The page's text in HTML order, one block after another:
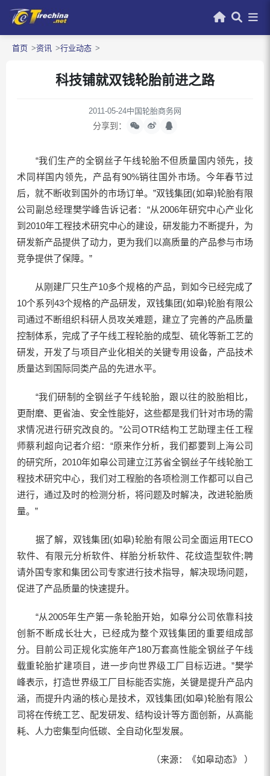
首页 资讯 行业动态
科技铺就双钱轮胎前进之路
2011-05-24中国轮胎商务网
分享到：
“我们生产的全钢丝子午线轮胎不但质量国内领先，技
术同样国内领先，产品有90%销往国外市场。今年春节过
后，就不断收到国外的市场订单。”双钱集团(如皋)轮胎有限
公司副总经理樊学峰告诉记者：“从2006年研究中心产业化
到2010年工程技术研究中心的建设，研发能力不断提升，为
研发新产品提供了动力，更为我们以高质量的产品参与市场
竞争提供了保障。”
从刚建厂只生产10多个规格的产品，到如今已经完成了
10个系列43个规格的产品研发，双钱集团(如皋)轮胎有限公
司通过不断组织科研人员攻关难题，建立了完善的产品质量
控制体系，完成了子午线工程轮胎的成型、硫化等新工艺的
研发，开发了与项目产业化相关的关键专用设备，产品技术
质量达到国际同类产品的先进水平。
“我们研制的全钢丝子午线轮胎，跟以往的胶胎相比，
更耐磨、更省油、安全性能好，这些都是我们针对市场的需
求情况进行研究改良的。”公司OTR结构工艺助理主任工程
师蔡利超向记者介绍：“原来作分析，我们都要到上海公司
的研究所，2010年如皋公司建立江苏省全钢丝子午线轮胎工
程技术研究中心，我们对工程胎的各项检测工作都可以自己
进行，通过及时的检测分析，将问题及时解决，改进轮胎质
量。”
据了解，双钱集团(如皋)轮胎有限公司全面运用TECO
软件、有限元分析软件、样胎分析软件、花纹造型软件;聘
请外国专家和集团公司专家进行技术指导，解决现场问题，
促进了产品质量的快速提升。
“从2005年生产第一条轮胎开始，如皋分公司依靠科技
创新不断成长壮大，已经成为整个双钱集团的重要组成部
分。目前公司正规化实施年产180万套高性能全钢丝子午线
载重轮胎扩建项目，进一步向世界级工厂目标迈进。”樊学
峰表示，打造世界级工厂目标能否实施，关键是提升产品内
涵，而提升内涵的核心是技术，双钱集团(如皋)轮胎有限公
司将在传统工艺、配发研发、结构设计等方面创新，从高能
耗、人力密集型向低碳、全自动化型发展。
（来源：《如皋动态》 ）